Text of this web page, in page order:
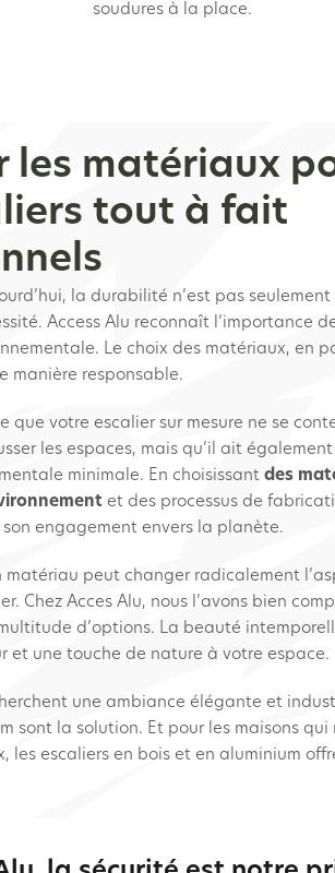
soudures à la place.
les matériaux
tout à fait
la durabilité n’est pas
Access Alu reconnaît l’importance
Le choix des matériaux, en
manière responsable.
que votre escalier sur mesure ne se
les espaces, mais qu’il ait également
minimale. En choisissant des
et des processus de
son engagement envers la planète.
matériau peut changer radicalement
Chez Acces Alu, nous l’avons bien
d’options. La beauté
et une touche de nature à votre espace.
une ambiance élégante et
sont la solution. Et pour les maisons qui
les escaliers en bois et en aluminium